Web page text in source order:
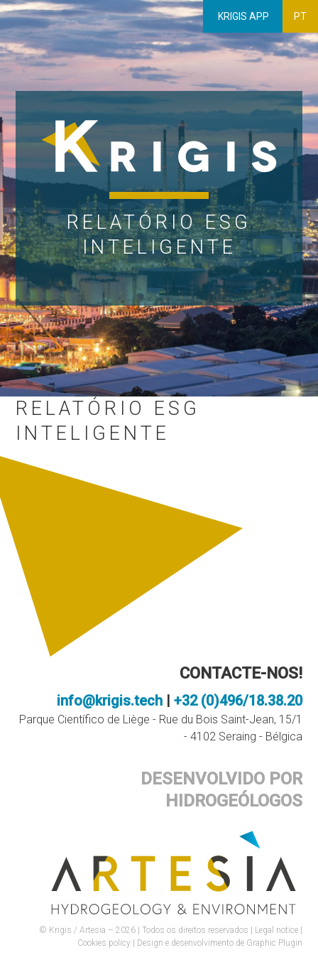
KRIGIS APP PT
RELATÓRIO ESG
INTELIGENTE
RELATÓRIO ESG
INTELIGENTE
CONTACTE-NOS!
info@krigis.tech| +32 (0)496/18.38.20
Parque Científico de Liège - Rue du Bois Saint-Jean, 15/1
- 4102 Seraing - Bélgica
DESENVOLVIDO POR
HIDROGEÓLOGOS
© Krigis / Artesia – 2026 | Todos os direitos reservados | Legal notice|
Cookies policy| Design e desenvolvimento de Graphic Plugin